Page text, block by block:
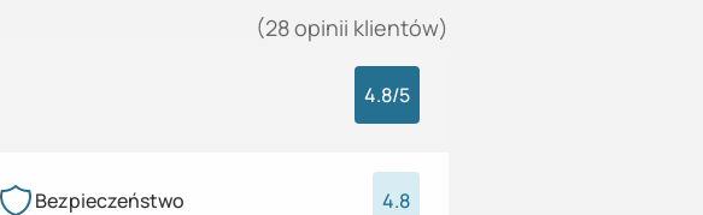
(28opinii klientów)
4.8/5
Bezpieczeństwo 4.8